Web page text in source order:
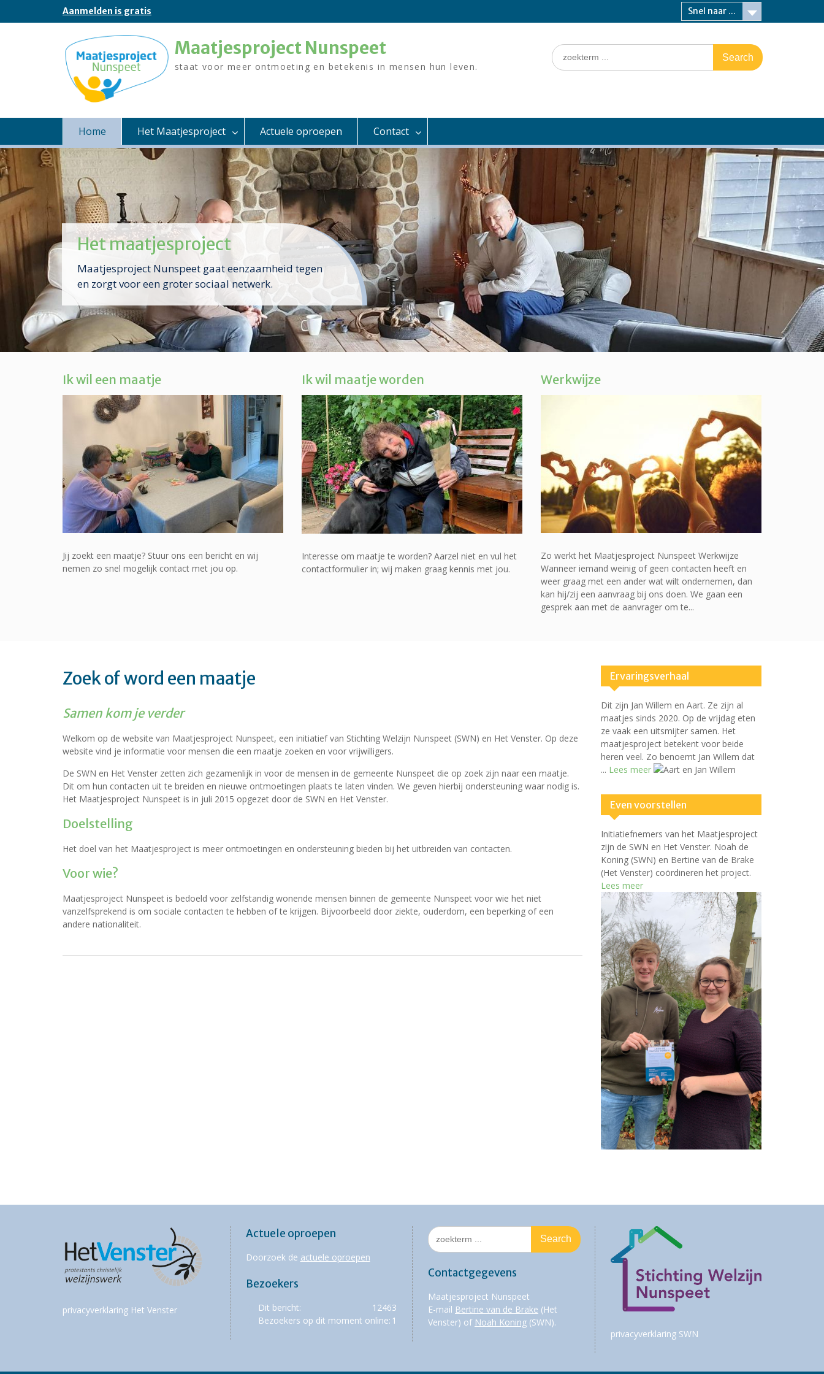
Aanmelden is gratis Snel naar ...
Maatjesproject Nunspeet
staat voor meer ontmoeting en betekenis in mensen hun leven.
Search
for:
Home Het Maatjesproject Actuele oproepen Contact
Het maatjesproject
Maatjesproject Nunspeet gaat eenzaamheid tegen
en zorgt voor een groter sociaal netwerk.
Ik wil een maatje
Jij zoekt een maatje? Stuur ons een bericht en wij
nemen zo snel mogelijk contact met jou op.
Ik wil maatje worden
Interesse om maatje te worden? Aarzel niet en vul het
contactformulier in; wij maken graag kennis met jou.
Werkwijze
Zo werkt het Maatjesproject Nunspeet Werkwijze
Wanneer iemand weinig of geen contacten heeft en
weer graag met een ander wat wilt ondernemen, dan
kan hij/zij een aanvraag bij ons doen. We gaan een
gesprek aan met de aanvrager om te...
Zoek of word een maatje
Samen kom je verder
Welkom op de website van Maatjesproject Nunspeet, een initiatief van Stichting Welzijn Nunspeet (SWN) en Het Venster. Op deze
website vind je informatie voor mensen die een maatje zoeken en voor vrijwilligers.
De SWN en Het Venster zetten zich gezamenlijk in voor de mensen in de gemeente Nunspeet die op zoek zijn naar een maatje.
Dit om hun contacten uit te breiden en nieuwe ontmoetingen plaats te laten vinden. We geven hierbij ondersteuning waar nodig is.
Het Maatjesproject Nunspeet is in juli 2015 opgezet door de SWN en Het Venster.
Doelstelling
Het doel van het Maatjesproject is meer ontmoetingen en ondersteuning bieden bij het uitbreiden van contacten.
Voor wie?
Maatjesproject Nunspeet is bedoeld voor zelfstandig wonende mensen binnen de gemeente Nunspeet voor wie het niet
vanzelfsprekend is om sociale contacten te hebben of te krijgen. Bijvoorbeeld door ziekte, ouderdom, een beperking of een
andere nationaliteit.
Ervaringsverhaal
Dit zijn Jan Willem en Aart. Ze zijn al
maatjes sinds 2020. Op de vrijdag eten
ze vaak een uitsmijter samen. Het
maatjesproject betekent voor beide
heren veel. Zo benoemt Jan Willem dat
... Lees meer
Even voorstellen
Initiatiefnemers van het Maatjesproject
zijn de SWN en Het Venster. Noah de
Koning (SWN) en Bertine van de Brake
(Het Venster) coördineren het project.
Lees meer
privacyverklaring Het Venster
Actuele oproepen
Doorzoek de actuele oproepen
Bezoekers
12463
Dit bericht:
1
Bezoekers op dit moment online:
Search
for:
Contactgegevens
Maatjesproject Nunspeet
E-mail Bertine van de Brake (Het
Venster) of Noah Koning (SWN).
privacyverklaring SWN